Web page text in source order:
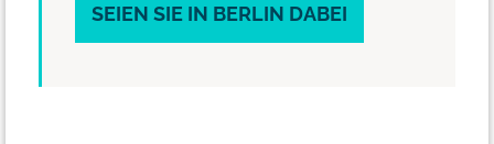
SEIEN SIE IN BERLIN DABEI